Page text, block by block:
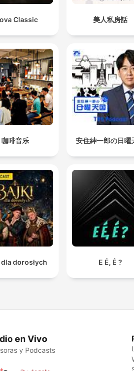
Classic 美人私房話
咖啡音乐 安住紳一郎の日曜
dorosłych E É, É ?
en Vivo
y Podcasts